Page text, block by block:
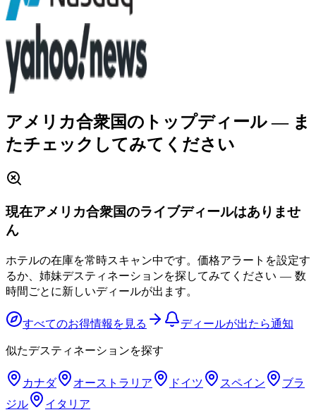
アメリカ合衆国のトップディール ― ま
たチェックしてみてください
現在アメリカ合衆国のライブディールはありませ
ん
ホテルの在庫を常時スキャン中です。価格アラートを設定す
るか、姉妹デスティネーションを探してみてください ― 数
時間ごとに新しいディールが出ます。
すべてのお得情報を見る
ディールが出たら通知
似たデスティネーションを探す
カナダ オーストラリア ドイツ スペイン
ブラ
ジル
イタリア